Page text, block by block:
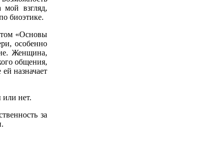
взгляд,
биоэтике.
«Основы
особенно
Женщина,
общения,
назначает
или нет.
за